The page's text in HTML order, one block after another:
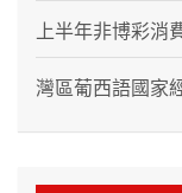
上半年非博彩消
灣區葡西語國家